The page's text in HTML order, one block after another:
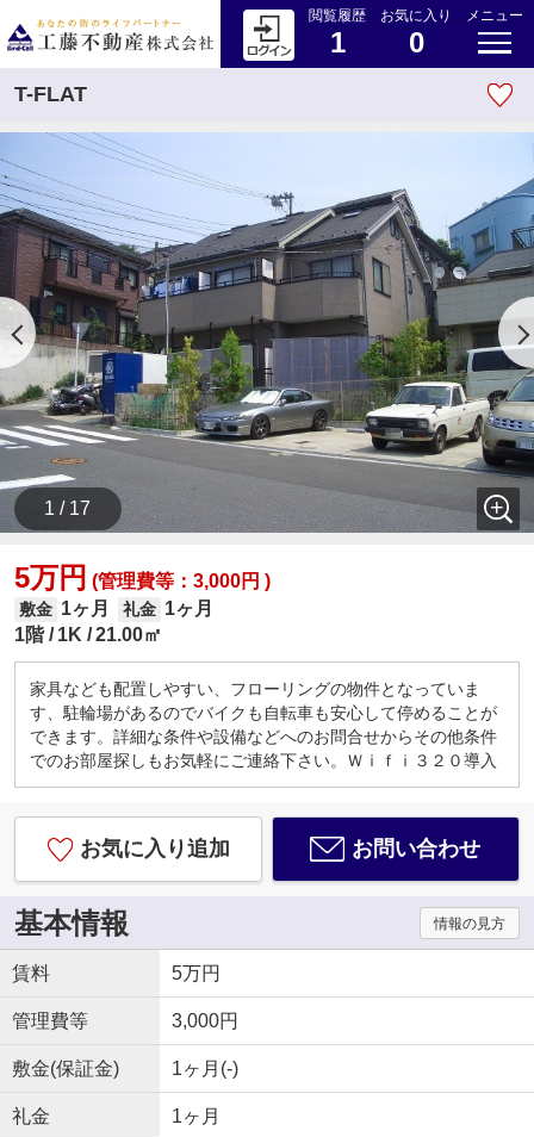
閲覧履歴
1
お気に入り
0
メニュー
T-FLAT
1 / 17
5万円 (管理費等：3,000円 )
敷金 1ヶ月 礼金 1ヶ月
1階
1K 21.00㎡
家具なども配置しやすい、フローリングの物件となっていま
す、駐輪場があるのでバイクも自転車も安心して停めることが
できます。詳細な条件や設備などへのお問合せからその他条件
でのお部屋探しもお気軽にご連絡下さい。Ｗｉｆｉ３２０導入
お気に入り追加 お問い合わせ
基本情報 情報の見方
賃料 5万円
管理費等 3,000円
敷金(保証金) 1ヶ月(-)
礼金 1ヶ月